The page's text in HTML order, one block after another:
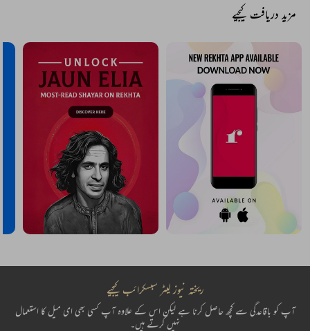
مزید دریافت کیجیے
ریختہ نیوز لیٹر سبسکرائب کیجیے
آپ کو باقاعدگی سے کچھ حاصل کرنا ہے لیکن اس کے علاوہ آپ کسی بھی ای میل کا استعمال
نہیں کرتے ہیں۔